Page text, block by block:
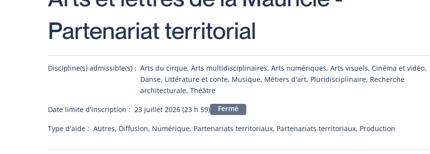
Partenariat territorial
Discipline(s) admissible(s) : Arts du cirque, Arts multidisciplinaires, Arts numériques, Arts visuels, Cinéma et vidéo,
Danse, Littérature et conte, Musique, Métiers d'art, Pluridisciplinaire, Recherche
architecturale, Théâtre
Date limite d'inscription : 23 juillet 2026 (23 h 59) Fermé
Type d'aide : Autres, Diffusion, Numérique, Partenariats territoriaux, Partenariats territoriaux, Production